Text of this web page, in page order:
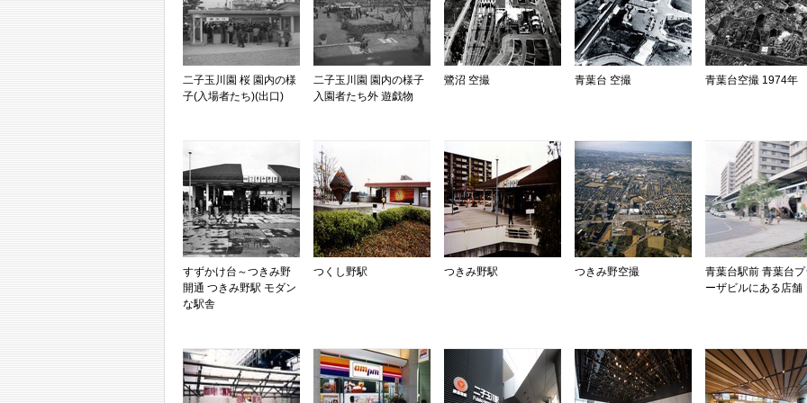
二子玉川園 桜 園内の様
子(入場者たち)(出口)
二子玉川園 園内の様子
入園者たち外 遊戯物
鷺沼 空撮 青葉台 空撮 青葉台空撮 1974年
すずかけ台～つきみ野
開通 つきみ野駅 モダン
な駅舎
つくし野駅 つきみ野駅 つきみ野空撮
青葉台駅前 青葉台
ーザビルにある店舗